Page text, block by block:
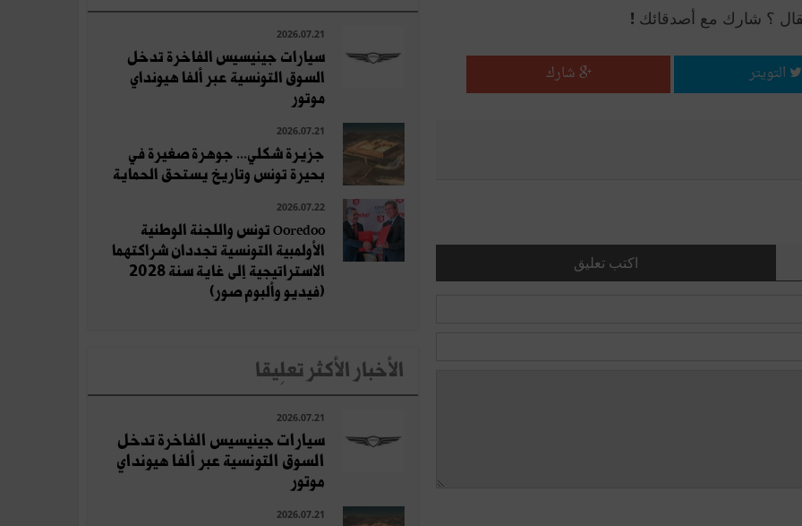
؟ شارك مع أصدقائك !
التويتر شارك
اكتب تعليق
2026.07.21
سيارات جينيسيس الفاخرة تدخل
السوق التونسية عبر ألفا هيونداي
موتور
2026.07.21
جزيرة شكلي... جوهرة صغيرة في
بحيرة تونس وتاريخ يستحق الحماية
2026.07.22
Ooredoo تونس واللجنة الوطنية
الأولمبية التونسية تجددان شراكتهما
الاستراتيجية إلى غاية سنة 2028
(فيديو وألبوم صور)
الأخبار الأكثر تعلِيقا
2026.07.21
سيارات جينيسيس الفاخرة تدخل
السوق التونسية عبر ألفا هيونداي
موتور
2026.07.21